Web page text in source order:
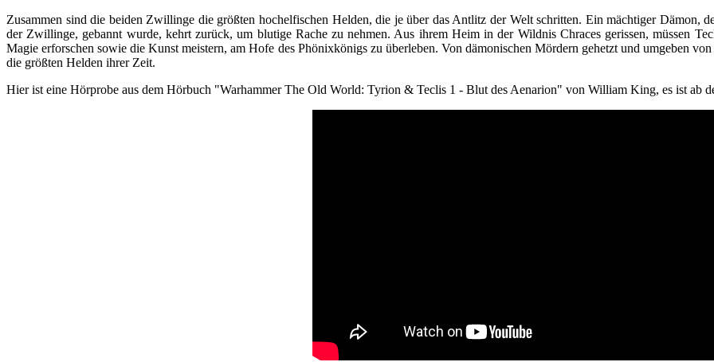
Zusammen sind die beiden Zwillinge die größten hochelfischen Helden, die je über das Antlitz der Welt schritten. Ein mächtiger Dämon,
der Zwillinge, gebannt wurde, kehrt zurück, um blutige Rache zu nehmen. Aus ihrem Heim in der Wildnis Chraces gerissen, müssen
Magie erforschen sowie die Kunst meistern, am Hofe des Phönixkönigs zu überleben. Von dämonischen Mördern gehetzt und umgeben
die größten Helden ihrer Zeit.
Hier ist eine Hörprobe aus dem Hörbuch "Warhammer The Old World: Tyrion & Teclis 1 - Blut des Aenarion" von William King, es ist ab